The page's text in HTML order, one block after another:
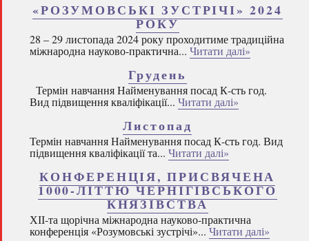
«РОЗУМОВСЬКІ ЗУСТРІЧІ» 2024
РОКУ
28 – 29 листопада 2024 року проходитиме традиційна
міжнародна науково-практична... Читати далі»
Грудень
Термін навчання Найменування посад К-сть год.
Вид підвищення кваліфікації... Читати далі»
Листопад
Термін навчання Найменування посад К-сть год. Вид
підвищення кваліфікації та... Читати далі»
КОНФЕРЕНЦІЯ, ПРИСВЯЧЕНА
1000-ЛІТТЮ ЧЕРНІГІВСЬКОГО
КНЯЗІВСТВА
ХІІ-та щорічна міжнародна науково-практична
конференція «Розумовські зустрічі»... Читати далі»